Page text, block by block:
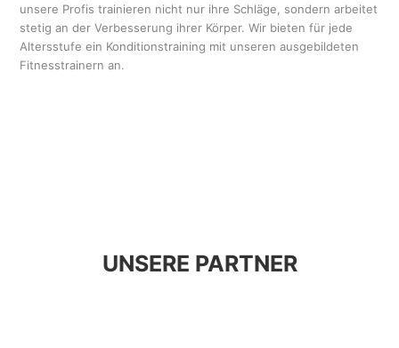
unsere Profis trainieren nicht nur ihre Schläge, sondern arbeitet
stetig an der Verbesserung ihrer Körper. Wir bieten für jede
Altersstufe ein Konditionstraining mit unseren ausgebildeten
Fitnesstrainern an.
UNSERE PARTNER